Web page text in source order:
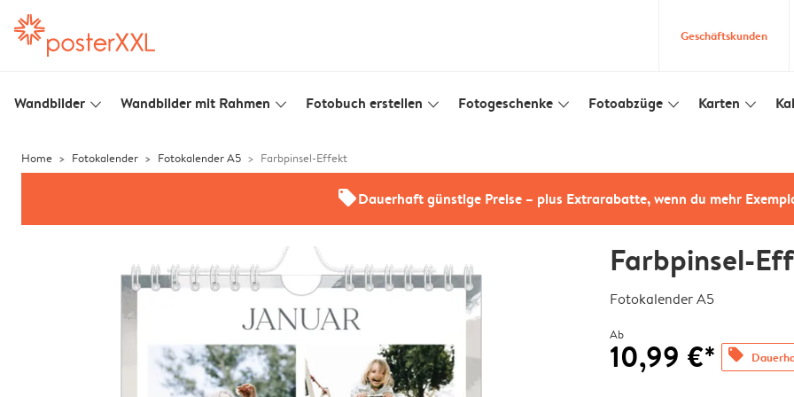
Geschäftskunden
Wandbilder slim_arrow_down Wandbilder mit Rahmen slim_arrow_down Fotobuch erstellen slim_arrow_down Fotogeschenke slim_arrow_down Fotoabzüge slim_arrow_down Karten slim_arrow_down
Home Fotokalender Fotokalender A5 Farbpinsel-Effekt
offersDauerhaft günstige Preise – plus Extrarabatte, wenn du mehr
Farbpinsel-
Fotokalender A5
Ab
10,99 €* offers